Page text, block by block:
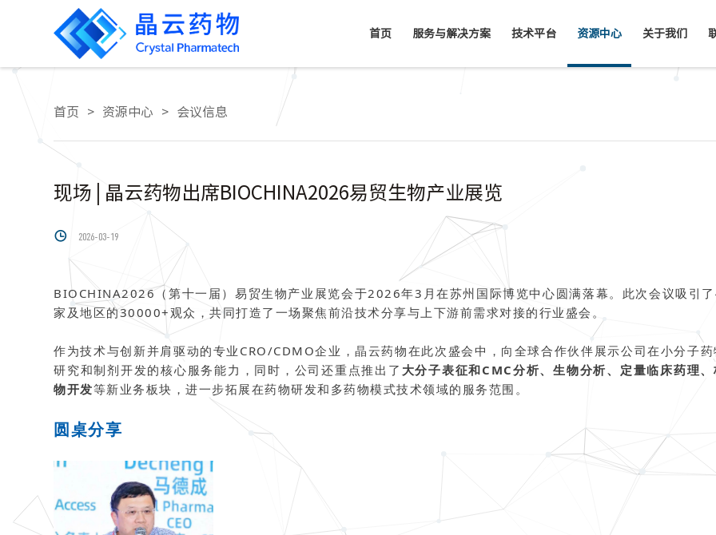
首页 服务与解决方案 技术平台 资源中心 关于我们
首页 > 资源中心 > 会议信息
现场 | 晶云药物出席BIOCHINA2026易贸生物产业展览
 2026-03-19
BIOCHINA2026（第十一届）易贸生物产业展览会于2026年3月在苏州国际博览中心圆满落幕。此次会议吸引
家及地区的30000+观众，共同打造了一场聚焦前沿技术分享与上下游前需求对接的行业盛会。
作为技术与创新并肩驱动的专业CRO/CDMO企业，晶云药物在此次盛会中，向全球合作伙伴展示公司在小分子药
研究和制剂开发的核心服务能力，同时，公司还重点推出了 大分子表征和CMC分析、生物分析、定量临床药理
物开发等新业务板块，进一步拓展在药物研发和多药物模式技术领域的服务范围。
圆桌分享